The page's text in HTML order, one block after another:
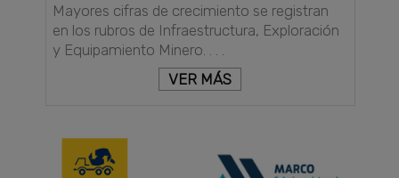
Mayores cifras de crecimiento se registran
en los rubros de Infraestructura, Exploración
y Equipamiento Minero. . . .
VER MÁS